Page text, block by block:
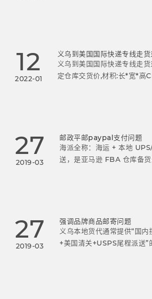
12
2022-01
义乌到美国国际快递专线走货
义乌到美国国际快递专线走
定仓库交货价,材积:长*宽*高
27
2019-03
邮政平邮paypal支付问题
海派全称：海运 + 本地
送，是亚马逊 FBA 仓库备
27
2019-03
强调品牌商品邮寄问题
义乌本地货代通常提供“国内
+美国清关+USPS尾程派送”